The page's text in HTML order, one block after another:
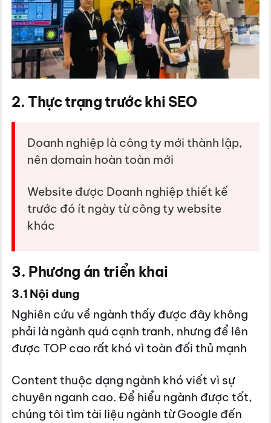
2. Thực trạng trước khi SEO
Doanh nghiệp là công ty mới thành lập,
nên domain hoàn toàn mới
Website được Doanh nghiệp thiết kế
trước đó ít ngày từ công ty website
khác
3. Phương án triển khai
3.1 Nội dung
Nghiên cứu về ngành thấy được đây không
phải là ngành quá cạnh tranh, nhưng để lên
được TOP cao rất khó vì toàn đối thủ mạnh
Content thuộc dạng ngành khó viết vì sự
chuyên nganh cao. Để hiểu ngành được tốt,
chúng tôi tìm tài liệu ngành từ Google đến